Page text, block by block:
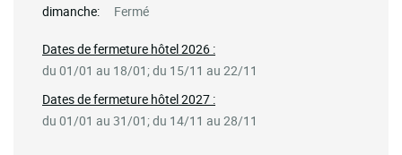
dimanche:
Fermé
Dates de fermeture hôtel 2026 :
du 01/01 au 18/01; du 15/11 au 22/11
Dates de fermeture hôtel 2027 :
du 01/01 au 31/01; du 14/11 au 28/11